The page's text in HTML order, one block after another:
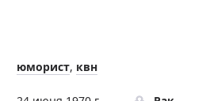
юморист, квн